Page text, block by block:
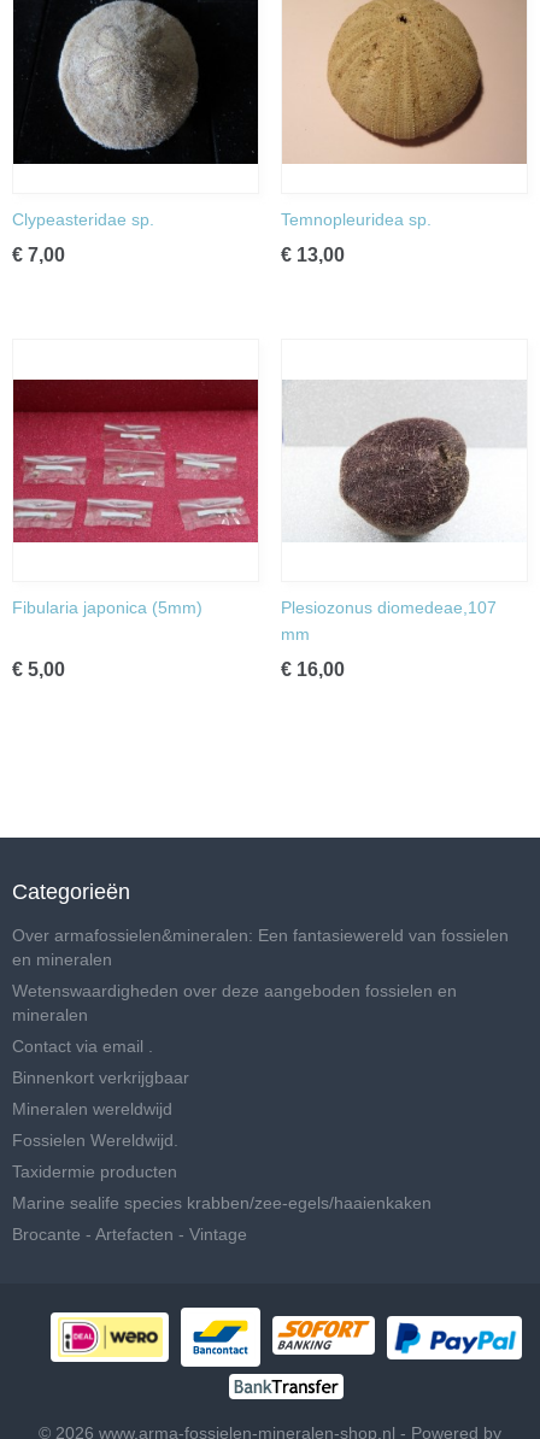
Clypeasteridae sp.
€ 7,00
Temnopleuridea sp.
€ 13,00
Fibularia japonica (5mm)
€ 5,00
Plesiozonus diomedeae,107
mm
€ 16,00
Categorieën
Over armafossielen&mineralen: Een fantasiewereld van fossielen
en mineralen
Wetenswaardigheden over deze aangeboden fossielen en
mineralen
Contact via email .
Binnenkort verkrijgbaar
Mineralen wereldwijd
Fossielen Wereldwijd.
Taxidermie producten
Marine sealife species krabben/zee-egels/haaienkaken
Brocante - Artefacten - Vintage
© 2026 www.arma-fossielen-mineralen-shop.nl - Powered by